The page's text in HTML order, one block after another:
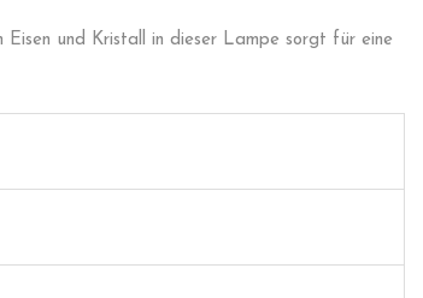
Eisen und Kristall in dieser Lampe sorgt für eine